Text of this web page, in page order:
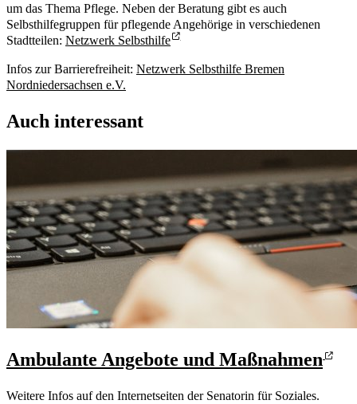
um das Thema Pflege. Neben der Beratung gibt es auch
Selbsthilfegruppen für pflegende Angehörige in verschiedenen
Stadtteilen: Netzwerk Selbsthilfe
Infos zur Barrierefreiheit: Netzwerk Selbsthilfe Bremen
Nordniedersachsen e.V.
Auch interessant
Ambulante Angebote und Maßnahmen
Weitere Infos auf den Internetseiten der Senatorin für Soziales.